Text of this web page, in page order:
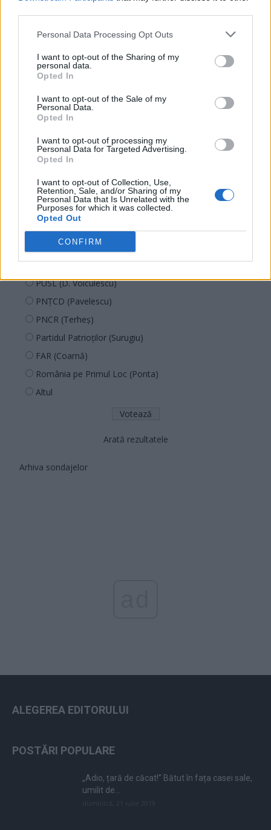
Personal Data Processing Opt Outs
I want to opt-out of the Sharing of my
personal data.
Opted In
I want to opt-out of the Sale of my
Personal Data.
Opted In
I want to opt-out of processing my
Personal Data for Targeted Advertising.
Opted In
I want to opt-out of Collection, Use,
Retention, Sale, and/or Sharing of my
Personal Data that Is Unrelated with the
Purposes for which it was collected.
Opted Out
CONFIRM
PNL
AUR
UDMR
PMP (Tomac)
Forța Dreptei (L. Orban)
PNȚMM
REPER
SOS (Șoșoacă)
POT (Gavrilă)
PACE (Peia)
Acțiunea Conservatoare (Târziu)
PDF (Lazarus)
PUSL (D. Voiculescu)
PNȚCD (Pavelescu)
PNCR (Terheș)
Partidul Patrioților (Surugiu)
FAR (Coarnă)
România pe Primul Loc (Ponta)
Altul
Arată rezultatele
Arhiva sondajelor
ALEGEREA EDITORULUI
POSTĂRI POPULARE
„Adio, țară de căcat!” Bătut în fața casei sale,
umilit de...